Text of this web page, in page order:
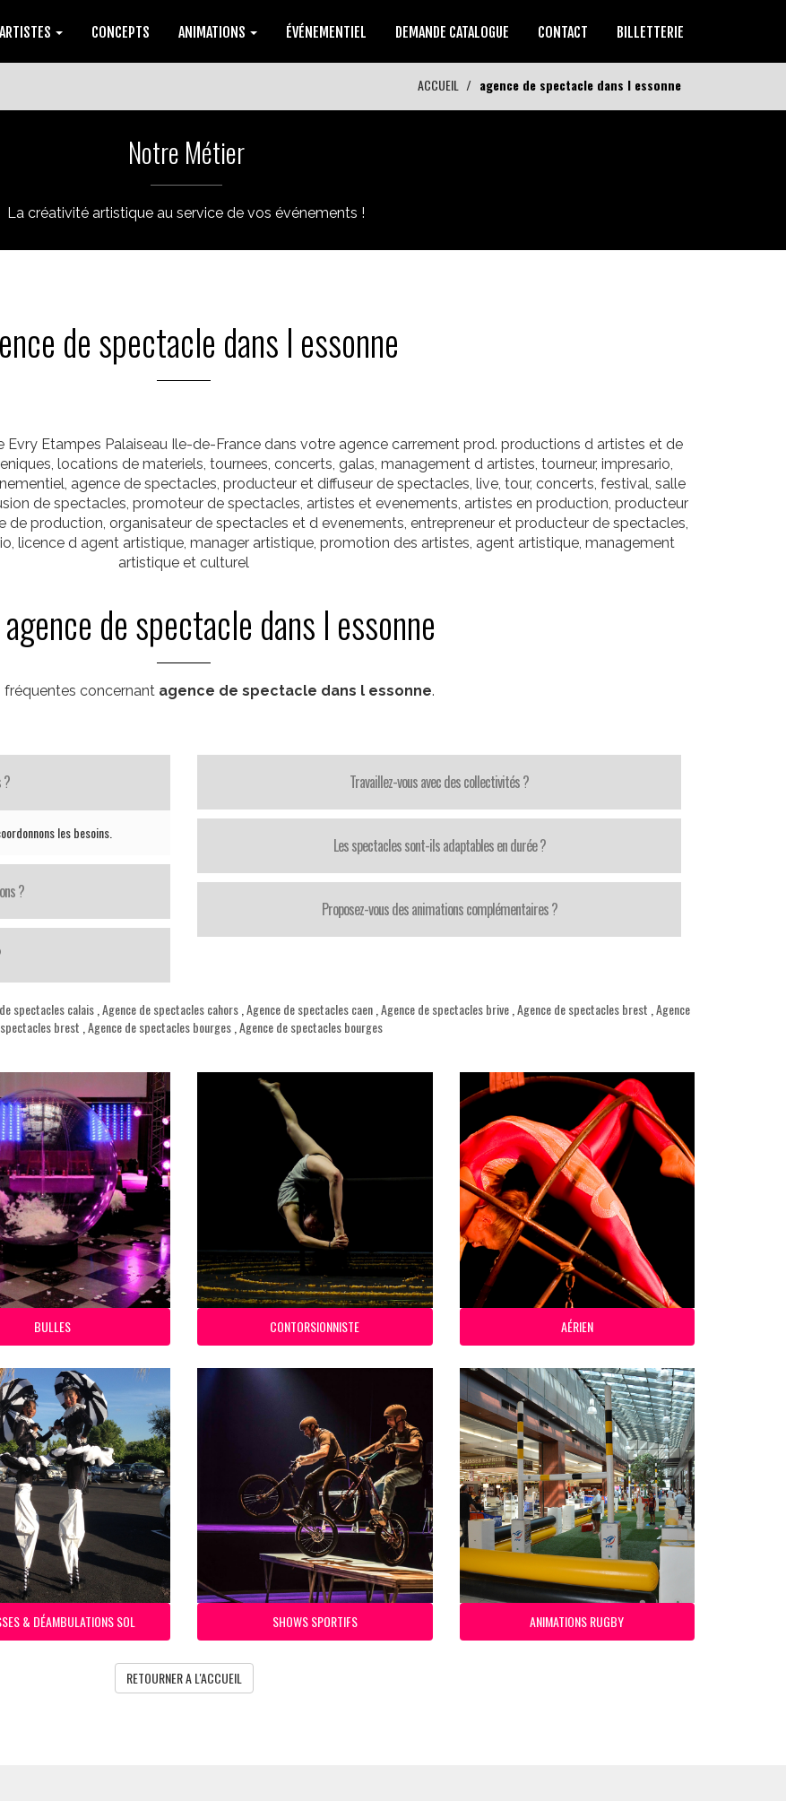
ARTISTES CONCEPTS ANIMATIONS ÉVÉNEMENTIEL DEMANDE CATALOGUE CONTACT BILLETTERIE
ACCUEIL agence de spectacle dans l essonne
Notre Métier
La créativité artistique au service de vos événements !
de spectacle dans l essonne
Evry Etampes Palaiseau Ile-de-France dans votre agence carrement prod. productions d artistes et de
locations de materiels, tournees, concerts, galas, management d artistes, tourneur, impresario,
agence de spectacles, producteur et diffuseur de spectacles, live, tour, concerts, festival, salle
de spectacles, promoteur de spectacles, artistes et evenements, artistes en production, producteur
production, organisateur de spectacles et d evenements, entrepreneur et producteur de spectacles,
licence d agent artistique, manager artistique, promotion des artistes, agent artistique, management
artistique et culturel
agence de spectacle dans l essonne
fréquentes concernant agence de spectacle dans l essonne.
?
les besoins.
?
Travaillez-vous avec des collectivités ?
Les spectacles sont-ils adaptables en durée ?
Proposez-vous des animations complémentaires ?
spectacles calais Agence de spectacles cahors Agence de spectacles caen Agence de spectacles brive Agence de spectacles brest Agence
brest Agence de spectacles bourges, Agence de spectacles bourges
BULLES CONTORSIONNISTE AÉRIEN
& DÉAMBULATIONS SOL SHOWS SPORTIFS ANIMATIONS RUGBY
RETOURNER A L'ACCUEIL